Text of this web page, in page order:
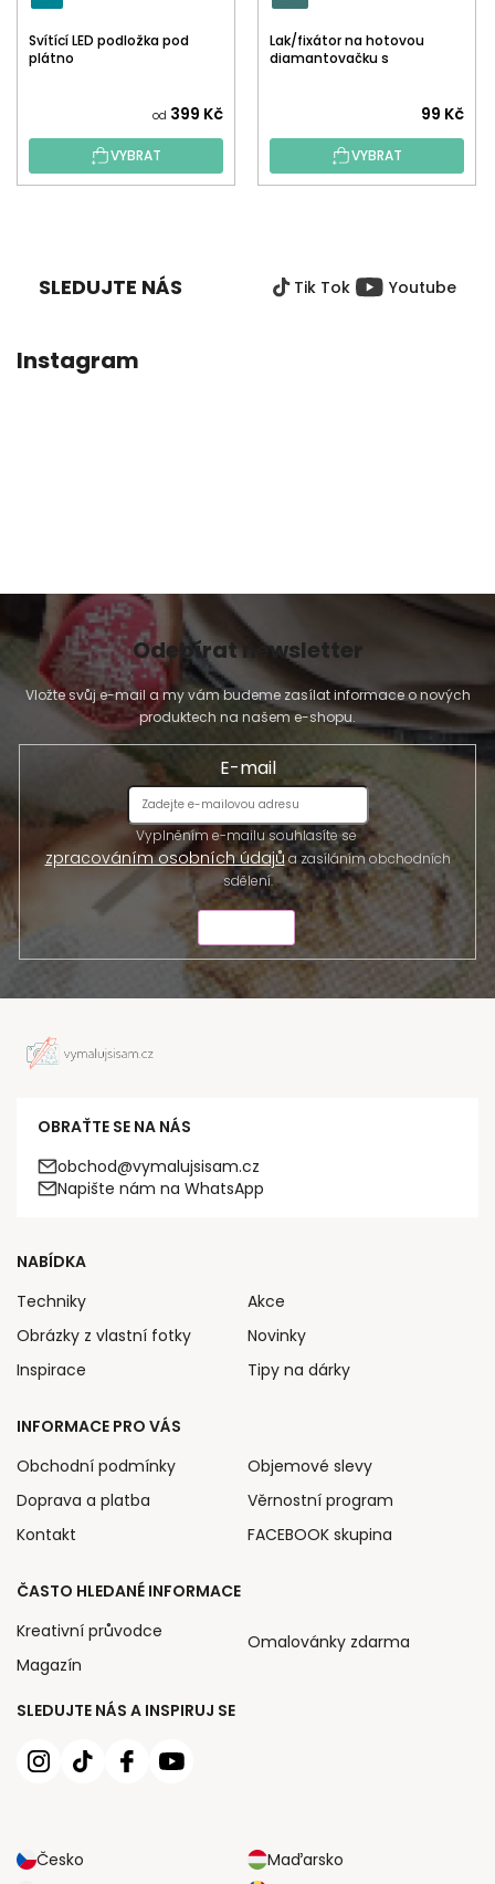
Svítící LED podložka pod
plátno
od 399 Kč
VYBRAT
Lak/fixátor na hotovou
diamantovačku s
hodnocení
produktu
je
hvězdiček.
99 Kč
VYBRAT
SLEDUJTE NÁS Tik Tok Youtube
Instagram
Odebírat newsletter
Vložte svůj e-mail a my vám budeme zasílat informace o nových
produktech na našem e-shopu.
E-mail
Vyplněním e-mailu souhlasíte se
zpracováním osobních údajůa zasíláním obchodních
sdělení.
OBRAŤTE SE NA NÁS
obchod@vymalujsisam.cz
Napište nám na WhatsApp
SLEDUJTE NÁS A INSPIRUJ SE
Česko
Maďarsko
NABÍDKA
Techniky
Obrázky z vlastní fotky
Inspirace
Akce
Novinky
Tipy na dárky
INFORMACE PRO VÁS
Obchodní podmínky
Doprava a platba
Kontakt
Objemové slevy
Věrnostní program
FACEBOOK skupina
ČASTO HLEDANÉ INFORMACE
Kreativní průvodce
Magazín
Omalovánky zdarma